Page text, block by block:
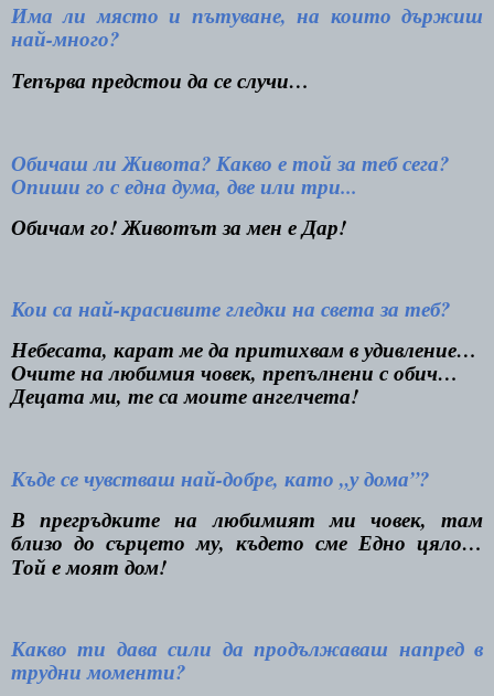
Има ли място и пътуване, на които държиш
най-много?
Тепърва предстои да се случи…
Обичаш ли Живота? Какво е той за теб сега?
Опиши го с една дума, две или три...
Обичам го! Животът за мен е Дар!
Кои са най-красивите гледки на света за теб?
Небесата, карат ме да притихвам в удивление…
Очите на любимия човек, препълнени с обич…
Децата ми, те са моите ангелчета!
Къде се чувстваш най-добре, като „у дома”?
В прегръдките на любимият ми човек, там
близо до сърцето му, където сме Едно цяло…
Той е моят дом!
Какво ти дава сили да продължаваш напред в
трудни моменти?